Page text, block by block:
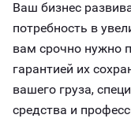
Ваш бизнес
потребность в
вам срочно нужно
гарантией их
вашего груза,
средства и